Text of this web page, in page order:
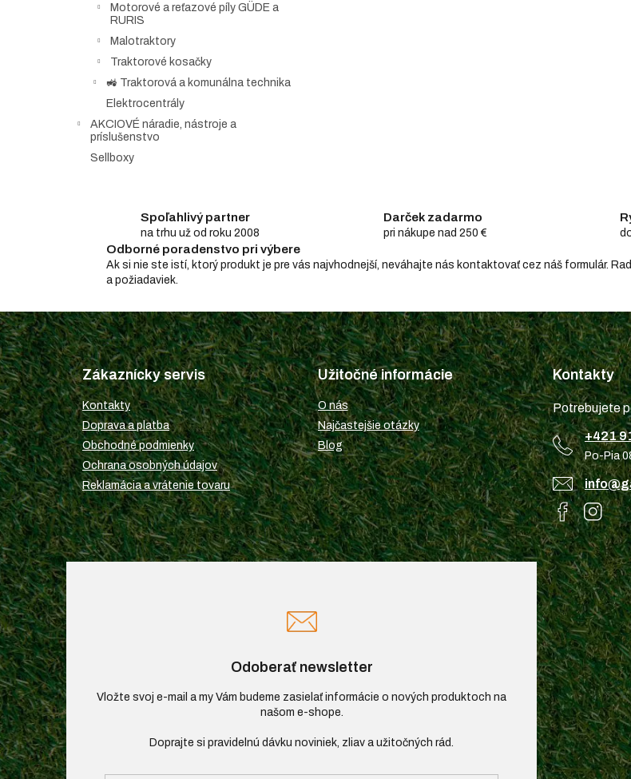
Motorové a reťazové píly GÜDE a
RURIS
Malotraktory
Traktorové kosačky
🚜 Traktorová a komunálna technika
Elektrocentrály
AKCIOVÉ náradie, nástroje a
príslušenstvo
Sellboxy
Spoľahlivý partner
na trhu už od roku 2008
Darček zadarmo
pri nákupe nad 250 €
Odborné poradenstvo pri výbere
Ak si nie ste istí, ktorý produkt je pre vás najvhodnejší, neváhajte nás kontaktovať cez náš formulár.
a požiadaviek.
Z
á
p
ä
t
i
e
Zákaznícky servis
Kontakty
Doprava a platba
Obchodné podmienky
Ochrana osobných údajov
Reklamácia a vrátenie tovaru
Užitočné informácie
O nás
Najčastejšie otázky
Blog
Kontakty
Potrebujete
+421
Po-Pia
Odoberať newsletter
Vložte svoj e-mail a my Vám budeme zasielať informácie o nových produktoch na
našom e-shope.